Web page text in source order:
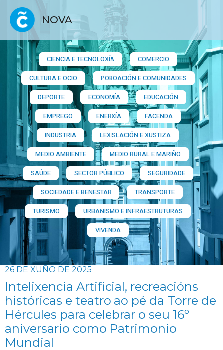
NOVA
CIENCIA E TECNOLOXÍA
COMERCIO
CULTURA E OCIO
POBOACIÓN E COMUNIDADES
DEPORTE
ECONOMÍA
EDUCACIÓN
EMPREGO
ENERXÍA
FACENDA
INDUSTRIA
LEXISLACIÓN E XUSTIZA
MEDIO AMBIENTE
MEDIO RURAL E MARIÑO
SAÚDE
SECTOR PÚBLICO
SEGURIDADE
SOCIEDADE E BENESTAR
TRANSPORTE
TURISMO
URBANISMO E INFRAESTRUTURAS
VIVENDA
26 DE XUÑO DE 2025
Intelixencia Artificial, recreacións
históricas e teatro ao pé da Torre de
Hércules para celebrar o seu 16º
aniversario como Patrimonio
Mundial